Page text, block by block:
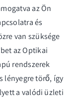
az Ön
és
van szüksége
az Optikai
rendszerek
lényegre törő, így
a valódi üzleti